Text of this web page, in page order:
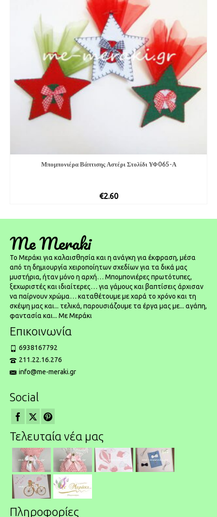
Μπομπονιέρα Βάπτισης Αστέρι Στολίδι ΥΦ065-Α
€2.60
Me Meraki
To Μεράκι για καλαισθησία και η ανάγκη για έκφραση, μέσα
από τη δημιουργία χειροποίητων σχεδίων για τα δικά μας
μυστήρια, ήταν μόνο η αρχή… Μπομπονιέρες πρωτότυπες,
ξεχωριστές και ιδιαίτερες… για γάμους και βαπτίσεις άρχισαν
να παίρνουν χρώμα… καταθέτουμε με χαρά το χρόνο και τη
σκέψη μας και... τελικά, παρουσιάζουμε τα έργα μας με... αγάπη,
φαντασία και... Με Μεράκι
Επικοινωνία
6938167792
211.22.16.276
info@me-meraki.gr
Social
Τελευταία νέα μας
Πληροφορίες